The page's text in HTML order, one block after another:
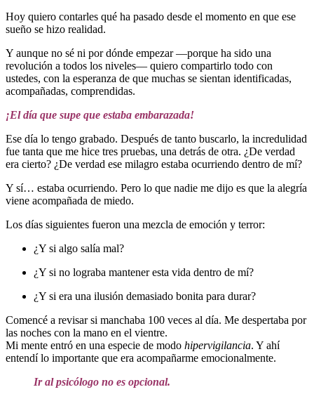
Hoy quiero contarles qué ha pasado desde el momento en que ese
sueño se hizo realidad.
Y aunque no sé ni por dónde empezar —porque ha sido una
revolución a todos los niveles— quiero compartirlo todo con
ustedes, con la esperanza de que muchas se sientan identificadas,
acompañadas, comprendidas.
¡El día que supe que estaba embarazada!
Ese día lo tengo grabado. Después de tanto buscarlo, la incredulidad
fue tanta que me hice tres pruebas, una detrás de otra. ¿De verdad
era cierto? ¿De verdad ese milagro estaba ocurriendo dentro de mí?
Y sí… estaba ocurriendo. Pero lo que nadie me dijo es que la alegría
viene acompañada de miedo.
Los días siguientes fueron una mezcla de emoción y terror:
¿Y si algo salía mal?
¿Y si no lograba mantener esta vida dentro de mí?
¿Y si era una ilusión demasiado bonita para durar?
Comencé a revisar si manchaba 100 veces al día. Me despertaba por
las noches con la mano en el vientre.
Mi mente entró en una especie de modo hipervigilancia. Y ahí
entendí lo importante que era acompañarme emocionalmente.
Ir al psicólogo no es opcional.